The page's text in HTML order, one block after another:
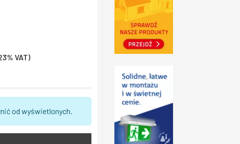
VAT)
od wyświetlonych.